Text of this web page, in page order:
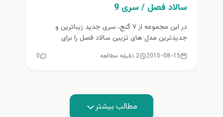
سالاد فصل / سری 9
در این مجموعه از ۷ گنج، سری جدید زیباترین و
جدیدترین مدل های تزیین سالاد فصل را برای
2015-08-15 2 دقیقه مطالعه 0
مطالب بیشتر